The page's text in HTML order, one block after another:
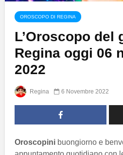
OROSCOPO DI REGINA
L’Oroscopo del
Regina oggi 06
2022
Regina 6 Novembre 2022
Oroscopini buongiorno e